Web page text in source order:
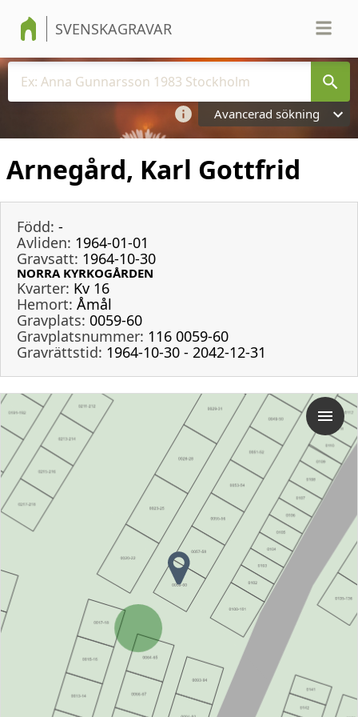
SVENSKAGRAVAR
Avancerad sökning
Arnegård, Karl Gottfrid
Född: -
Avliden: 1964-01-01
Gravsatt: 1964-10-30
NORRA KYRKOGÅRDEN
Kvarter: Kv 16
Hemort: Åmål
Gravplats: 0059-60
Gravplatsnummer: 116 0059-60
Gravrättstid: 1964-10-30 - 2042-12-31